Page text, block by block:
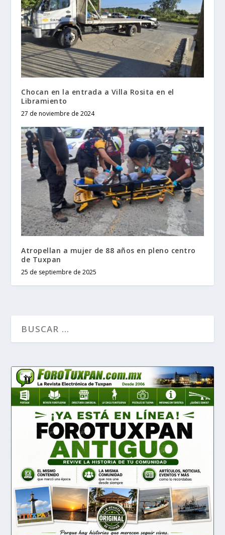
Chocan en la entrada a Villa Rosita en el
Libramiento
27 de noviembre de 2024
Atropellan a mujer de 88 años en pleno centro
de Tuxpan
25 de septiembre de 2025